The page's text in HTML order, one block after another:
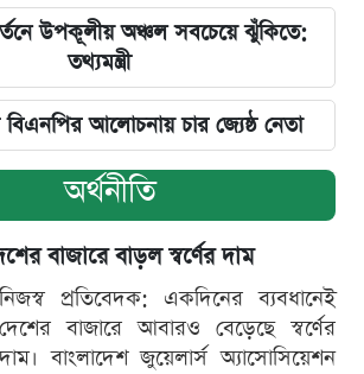
উপকূলীয় অঞ্চল সবচেয়ে ঝুঁকিতে:
তথ্যমন্ত্রী
বিএনপির আলোচনায় চার জ্যেষ্ঠ নেতা
অর্থনীতি
বাজারে বাড়ল স্বর্ণের দাম
নিজস্ব প্রতিবেদক: একদিনের ব্যবধানেই
দেশের বাজারে আবারও বেড়েছে স্বর্ণের
দাম। বাংলাদেশ জুয়েলার্স অ্যাসোসিয়েশন